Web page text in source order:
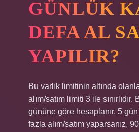
GÜNLÜK
DEFA AL
YAPILIR?
Bu varlık limitinin altında
alım/satım limiti 3 ile
gününe göre hesaplanır. 5
fazla alım/satım yaparsanız,